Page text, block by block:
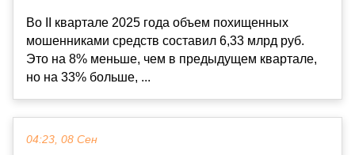
Во II квартале 2025 года объем похищенных
мошенниками средств составил 6,33 млрд руб.
Это на 8% меньше, чем в предыдущем квартале,
но на 33% больше, ...
04:23, 08 Сен